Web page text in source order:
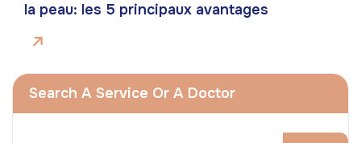
la peau: les 5 principaux avantages
Search A Service Or A Doctor